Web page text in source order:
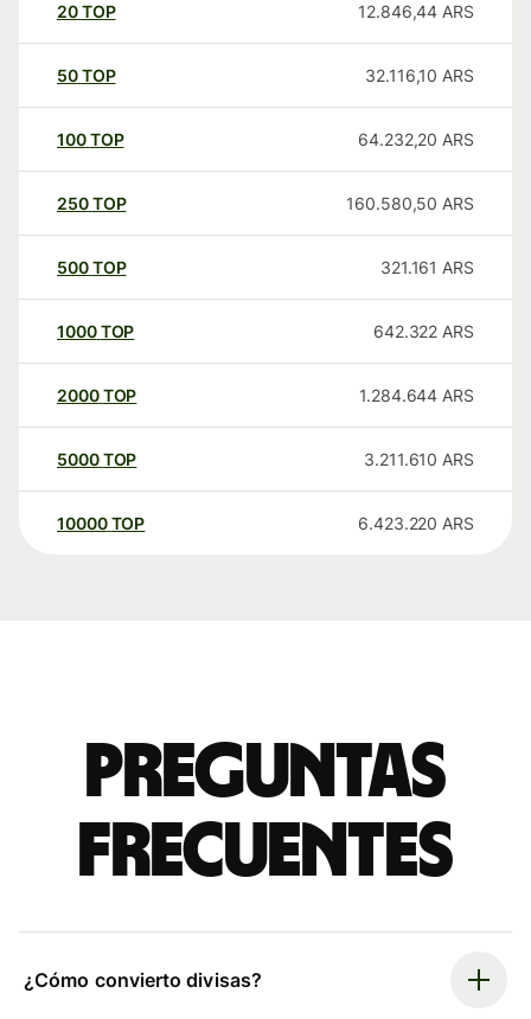
20TOP 12.846,44 ARS
50TOP 32.116,10 ARS
100TOP 64.232,20 ARS
250TOP 160.580,50 ARS
500TOP 321.161 ARS
1000TOP 642.322 ARS
2000TOP 1.284.644 ARS
5000TOP 3.211.610 ARS
10000 TOP 6.423.220 ARS
Preguntas
frecuentes
¿Cómo convierto divisas?